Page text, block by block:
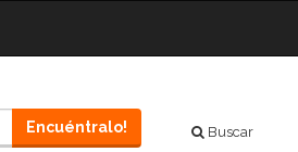
Buscar
Encuéntralo!